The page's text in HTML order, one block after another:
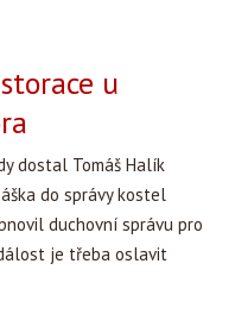
u
dostal Tomáš Halík
do správy kostel
duchovní správu pro
je třeba oslavit